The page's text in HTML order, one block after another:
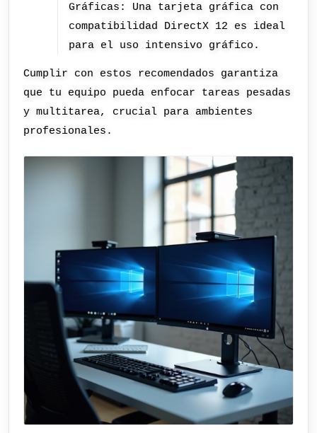
Gráficas: Una tarjeta gráfica con
compatibilidad DirectX 12 es ideal
para el uso intensivo gráfico.
Cumplir con estos recomendados garantiza
que tu equipo pueda enfocar tareas pesadas
y multitarea, crucial para ambientes
profesionales.